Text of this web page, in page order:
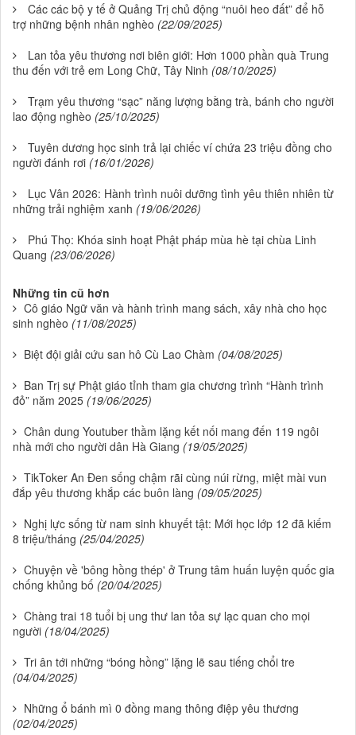
Các các bộ y tế ở Quảng Trị chủ động “nuôi heo đất” để hỗ
trợ những bệnh nhân nghèo (22/09/2025)
Lan tỏa yêu thương nơi biên giới: Hơn 1000 phần quà Trung
thu đến với trẻ em Long Chữ, Tây Ninh (08/10/2025)
Trạm yêu thương “sạc” năng lượng bằng trà, bánh cho người
lao động nghèo (25/10/2025)
Tuyên dương học sinh trả lại chiếc ví chứa 23 triệu đồng cho
người đánh rơi (16/01/2026)
Lục Vân 2026: Hành trình nuôi dưỡng tình yêu thiên nhiên từ
những trải nghiệm xanh (19/06/2026)
Phú Thọ: Khóa sinh hoạt Phật pháp mùa hè tại chùa Linh
Quang (23/06/2026)
Những tin cũ hơn
Cô giáo Ngữ văn và hành trình mang sách, xây nhà cho học
sinh nghèo (11/08/2025)
Biệt đội giải cứu san hô Cù Lao Chàm (04/08/2025)
Ban Trị sự Phật giáo tỉnh tham gia chương trình “Hành trình
đỏ” năm 2025 (19/06/2025)
Chân dung Youtuber thầm lặng kết nối mang đến 119 ngôi
nhà mới cho người dân Hà Giang (19/05/2025)
TikToker An Đen sống chậm rãi cùng núi rừng, miệt mài vun
đắp yêu thương khắp các buôn làng (09/05/2025)
Nghị lực sống từ nam sinh khuyết tật: Mới học lớp 12 đã kiếm
8 triệu/tháng (25/04/2025)
Chuyện về 'bông hồng thép' ở Trung tâm huấn luyện quốc gia
chống khủng bố (20/04/2025)
Chàng trai 18 tuổi bị ung thư lan tỏa sự lạc quan cho mọi
người (18/04/2025)
Tri ân tới những “bóng hồng” lặng lẽ sau tiếng chổi tre
(04/04/2025)
Những ổ bánh mì 0 đồng mang thông điệp yêu thương
(02/04/2025)